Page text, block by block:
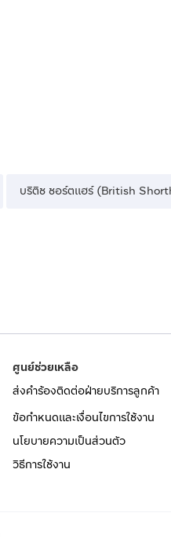
บริติช ชอร์ตแฮร์ (British
ศูนย์ช่วยเหลือ
ส่งคำร้องติดต่อฝ่ายบริการลูกค้า
ข้อกำหนดและเงื่อนไขการใช้งาน
นโยบายความเป็นส่วนตัว
วิธีการใช้งาน